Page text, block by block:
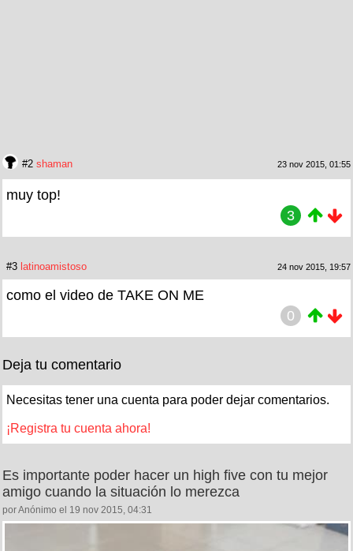
#2 shaman 23 nov 2015, 01:55
muy top!
3
#3 latinoamistoso 24 nov 2015, 19:57
como el video de TAKE ON ME
0
Deja tu comentario
Necesitas tener una cuenta para poder dejar comentarios.
¡Registra tu cuenta ahora!
Es importante poder hacer un high five con tu mejor
amigo cuando la situación lo merezca
por Anónimo el 19 nov 2015, 04:31